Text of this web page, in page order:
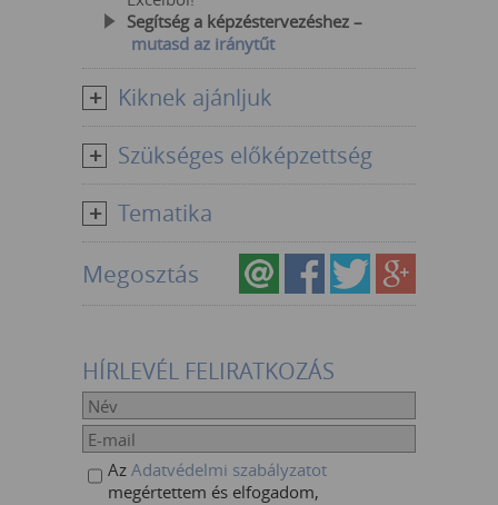
Segítség a képzéstervezéshez –
mutasd az iránytűt
Kiknek ajánljuk
Szükséges előképzettség
Tematika
Megosztás
HÍRLEVÉL FELIRATKOZÁS
Az Adatvédelmi szabályzatot
megértettem és elfogadom,